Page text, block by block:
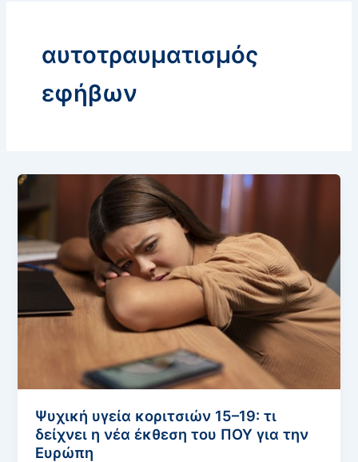
αυτοτραυματισμός
εφήβων
Ψυχική υγεία κοριτσιών 15–19: τι
δείχνει η νέα έκθεση του ΠΟΥ για την
Ευρώπη